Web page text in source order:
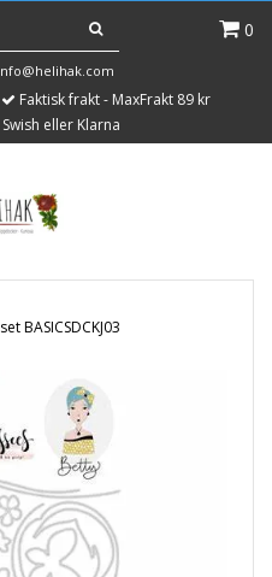
0
Faktisk frakt - MaxFrakt 89 kr
eller Klarna
BASICSDCKJ03